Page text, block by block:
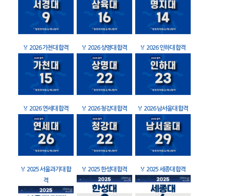
🏅 2026 가천대 합격 🏅 2026 상명대 합격 🏅 2026 인하대 합격
🏅 2026 연세대 합격 🏅 2026 청강대 합격 🏅 2026 남서울대 합격
🏅 2025 서울과기대 합
격
🏅 2025 한성대 합격 🏅 2025 세종대 합격